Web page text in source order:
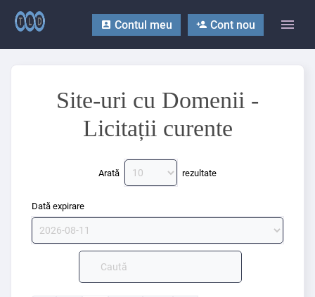
Contul meu Cont nou
Site-uri cu Domenii -
Licitații curente
Arată rezultate
Dată expirare